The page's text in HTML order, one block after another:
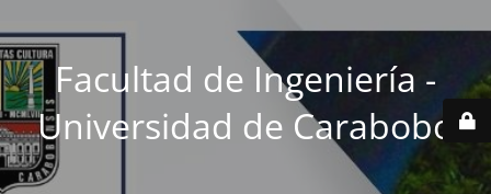
Facultad de Ingeniería -
Universidad de Carabobo